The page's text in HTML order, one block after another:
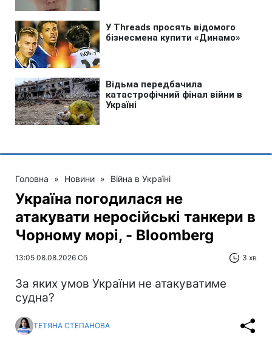
Головна » Новини » Війна в Україні
Україна погодилася не
атакувати неросійські танкери в
Чорному морі, - Bloomberg
13:05 08.08.2026 Сб 3 хв
За яких умов України не атакуватиме
судна?
ТЕТЯНА СТЕПАНОВА